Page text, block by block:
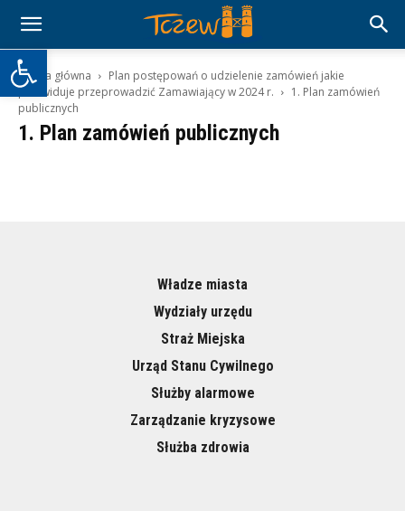
Otwórz pasek narzędzi
Strona główna
Plan postępowań o udzielenie zamówień jakie
przewiduje przeprowadzić Zamawiający w 2024 r.
1. Plan zamówień
publicznych
1. Plan zamówień publicznych
Władze miasta
Wydziały urzędu
Straż Miejska
Urząd Stanu Cywilnego
Służby alarmowe
Zarządzanie kryzysowe
Służba zdrowia